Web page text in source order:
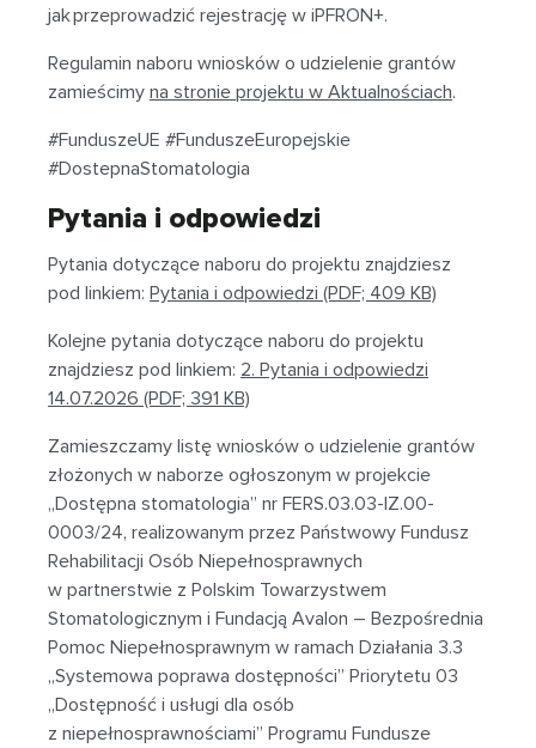
jak przeprowadzić rejestrację w iPFRON+.
Regulamin naboru wniosków o udzielenie grantów
zamieścimy na stronie projektu w Aktualnościach.
#FunduszeUE #FunduszeEuropejskie
#DostepnaStomatologia
Pytania i odpowiedzi
Pytania dotyczące naboru do projektu znajdziesz
pod linkiem: Pytania i odpowiedzi (PDF; 409 KB)
Kolejne pytania dotyczące naboru do projektu
znajdziesz pod linkiem: 2. Pytania i odpowiedzi
14.07.2026 (PDF; 391 KB)
Zamieszczamy listę wniosków o udzielenie grantów
złożonych w naborze ogłoszonym w projekcie
„Dostępna stomatologia” nr FERS.03.03-IZ.00-
0003/24, realizowanym przez Państwowy Fundusz
Rehabilitacji Osób Niepełnosprawnych
w partnerstwie z Polskim Towarzystwem
Stomatologicznym i Fundacją Avalon – Bezpośrednia
Pomoc Niepełnosprawnym w ramach Działania 3.3
„Systemowa poprawa dostępności” Priorytetu 03
„Dostępność i usługi dla osób
z niepełnosprawnościami” Programu Fundusze